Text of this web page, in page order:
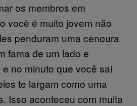
os membros em
você é muito jovem não
penduram uma cenoura
fama de um lado e
no minuto que você sai
te largam como uma
Isso aconteceu com muita